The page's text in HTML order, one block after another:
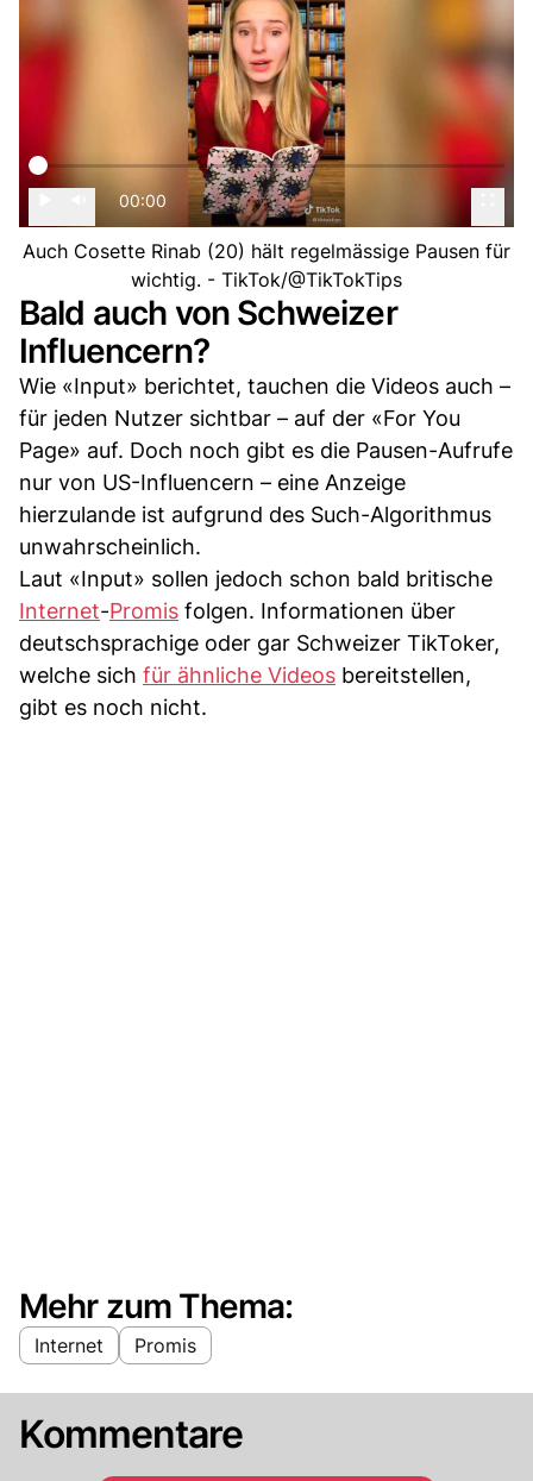
00:00
Auch Cosette Rinab (20) hält regelmässige Pausen für
wichtig. - TikTok/@TikTokTips
Bald auch von Schweizer
Influencern?
Wie «Input» berichtet, tauchen die Videos auch –
für jeden Nutzer sichtbar – auf der «For You
Page» auf. Doch noch gibt es die Pausen-Aufrufe
nur von US-Influencern – eine Anzeige
hierzulande ist aufgrund des Such-Algorithmus
unwahrscheinlich.
Laut «Input» sollen jedoch schon bald britische
Internet-Promis folgen. Informationen über
deutschsprachige oder gar Schweizer TikToker,
welche sich für ähnliche Videos bereitstellen,
gibt es noch nicht.
Mehr zum Thema:
Internet Promis
Kommentare